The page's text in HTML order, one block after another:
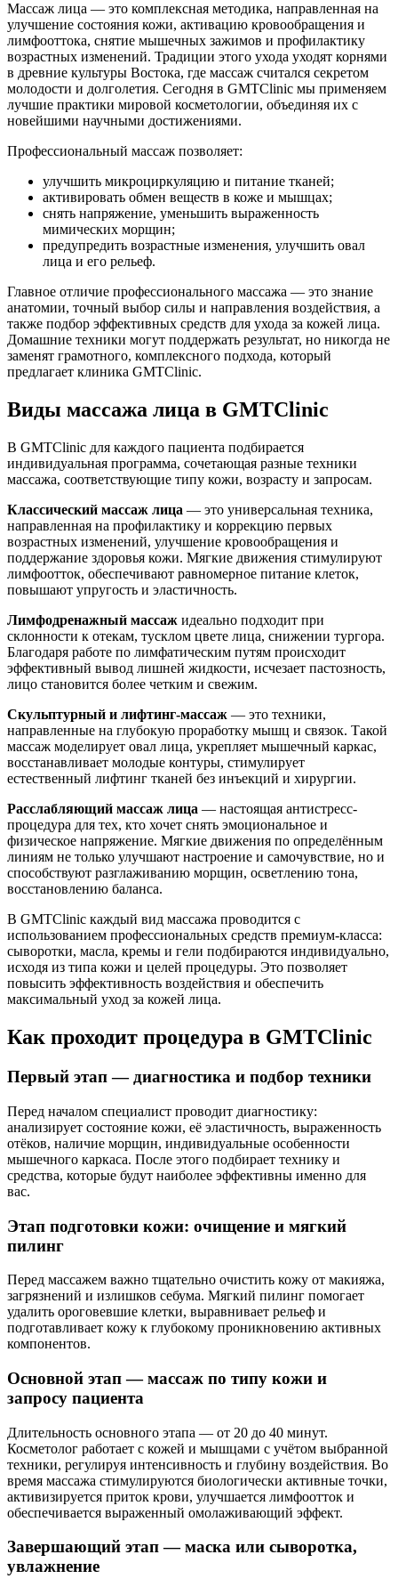
Массаж лица — это комплексная методика, направленная на
улучшение состояния кожи, активацию кровообращения и
лимфооттока, снятие мышечных зажимов и профилактику
возрастных изменений. Традиции этого ухода уходят корнями
в древние культуры Востока, где массаж считался секретом
молодости и долголетия. Сегодня в GMTClinic мы применяем
лучшие практики мировой косметологии, объединяя их с
новейшими научными достижениями.
Профессиональный массаж позволяет:
улучшить микроциркуляцию и питание тканей;
активировать обмен веществ в коже и мышцах;
снять напряжение, уменьшить выраженность
мимических морщин;
предупредить возрастные изменения, улучшить овал
лица и его рельеф.
Главное отличие профессионального массажа — это знание
анатомии, точный выбор силы и направления воздействия, а
также подбор эффективных средств для ухода за кожей лица.
Домашние техники могут поддержать результат, но никогда не
заменят грамотного, комплексного подхода, который
предлагает клиника GMTClinic.
Виды массажа лица в GMTClinic
В GMTClinic для каждого пациента подбирается
индивидуальная программа, сочетающая разные техники
массажа, соответствующие типу кожи, возрасту и запросам.
Классический массаж лица — это универсальная техника,
направленная на профилактику и коррекцию первых
возрастных изменений, улучшение кровообращения и
поддержание здоровья кожи. Мягкие движения стимулируют
лимфоотток, обеспечивают равномерное питание клеток,
повышают упругость и эластичность.
Лимфодренажный массаж идеально подходит при
склонности к отекам, тусклом цвете лица, снижении тургора.
Благодаря работе по лимфатическим путям происходит
эффективный вывод лишней жидкости, исчезает пастозность,
лицо становится более четким и свежим.
Скульптурный и лифтинг-массаж — это техники,
направленные на глубокую проработку мышц и связок. Такой
массаж моделирует овал лица, укрепляет мышечный каркас,
восстанавливает молодые контуры, стимулирует
естественный лифтинг тканей без инъекций и хирургии.
Расслабляющий массаж лица — настоящая антистресс-
процедура для тех, кто хочет снять эмоциональное и
физическое напряжение. Мягкие движения по определённым
линиям не только улучшают настроение и самочувствие, но и
способствуют разглаживанию морщин, осветлению тона,
восстановлению баланса.
В GMTClinic каждый вид массажа проводится с
использованием профессиональных средств премиум-класса:
сыворотки, масла, кремы и гели подбираются индивидуально,
исходя из типа кожи и целей процедуры. Это позволяет
повысить эффективность воздействия и обеспечить
максимальный уход за кожей лица.
Как проходит процедура в GMTClinic
Первый этап — диагностика и подбор техники
Перед началом специалист проводит диагностику:
анализирует состояние кожи, её эластичность, выраженность
отёков, наличие морщин, индивидуальные особенности
мышечного каркаса. После этого подбирает технику и
средства, которые будут наиболее эффективны именно для
вас.
Этап подготовки кожи: очищение и мягкий
пилинг
Перед массажем важно тщательно очистить кожу от макияжа,
загрязнений и излишков себума. Мягкий пилинг помогает
удалить ороговевшие клетки, выравнивает рельеф и
подготавливает кожу к глубокому проникновению активных
компонентов.
Основной этап — массаж по типу кожи и
запросу пациента
Длительность основного этапа — от 20 до 40 минут.
Косметолог работает с кожей и мышцами с учётом выбранной
техники, регулируя интенсивность и глубину воздействия. Во
время массажа стимулируются биологически активные точки,
активизируется приток крови, улучшается лимфоотток и
обеспечивается выраженный омолаживающий эффект.
Завершающий этап — маска или сыворотка,
увлажнение